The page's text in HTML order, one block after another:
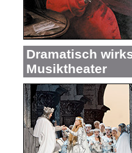
Dramatisch
Musiktheater